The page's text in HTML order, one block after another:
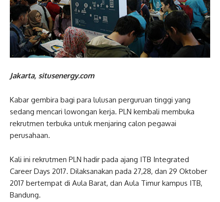
Jakarta, situsenergy.com
Kabar gembira bagi para lulusan perguruan tinggi yang
sedang mencari lowongan kerja. PLN kembali membuka
rekrutmen terbuka untuk menjaring calon pegawai
perusahaan.
Kali ini rekrutmen PLN hadir pada ajang ITB Integrated
Career Days 2017. Dilaksanakan pada 27,28, dan 29 Oktober
2017 bertempat di Aula Barat, dan Aula Timur kampus ITB,
Bandung.